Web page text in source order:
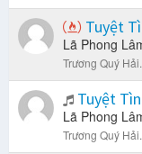
Tuyệt
Lã Phong
Trương Quý Hải.
Tuyệt
Lã Phong
Trương Quý Hải.